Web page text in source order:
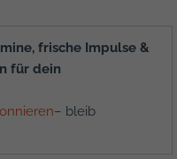
frische Impulse &
für dein
– bleib